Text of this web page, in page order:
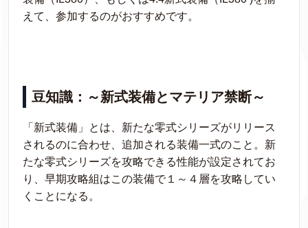
えて、参加するのがおすすめです。
豆知識：～新式装備とマテリア禁断～
「新式装備」とは、新たな零式シリーズがリリース
されるのに合わせ、追加される装備一式のこと。新
たな零式シリーズを攻略できる性能が設定されてお
り、早期攻略組はこの装備で１～４層を攻略してい
くことになる。